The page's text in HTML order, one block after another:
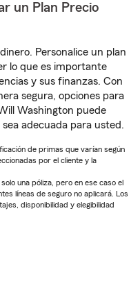
un Plan Precio
Personalice un plan
lo que es importante
y sus finanzas. Con
segura, opciones para
Washington puede
adecuada para usted.
de primas que varían según
por el cliente y la
una póliza, pero en ese caso el
líneas de seguro no aplicará. Los
disponibilidad y elegibilidad